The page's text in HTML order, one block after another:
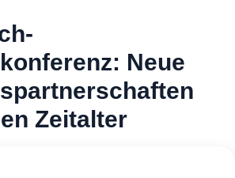
Neue
Zeitalter